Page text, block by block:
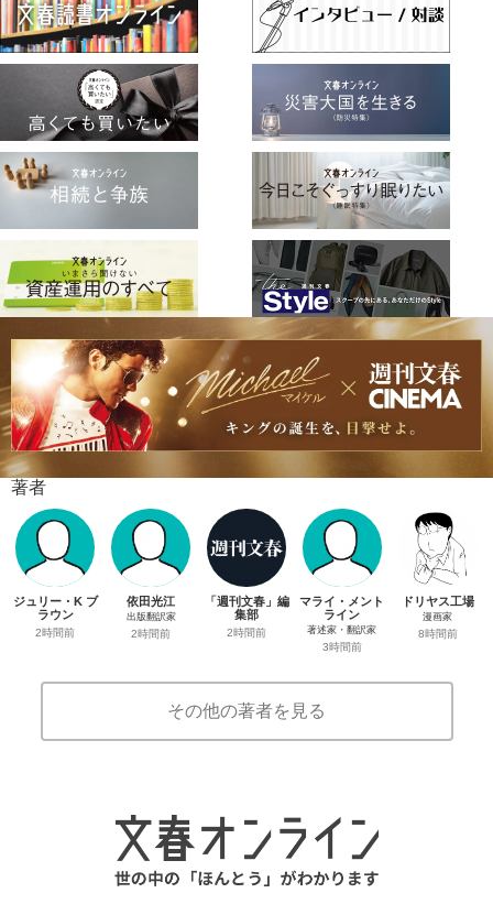
著者
ジュリー・K ブ
ラウン
2時間前
依田光江
出版翻訳家
2時間前
「週刊文春」編
集部
2時間前
マライ・メント
ライン
著述家・翻訳家
3時間前
ドリヤス工場
漫画家
8時間前
その他の著者を見る